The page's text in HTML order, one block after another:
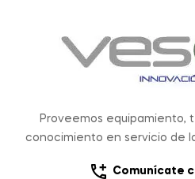
Proveemos equipamiento,
conocimiento en servicio de
Comunícate